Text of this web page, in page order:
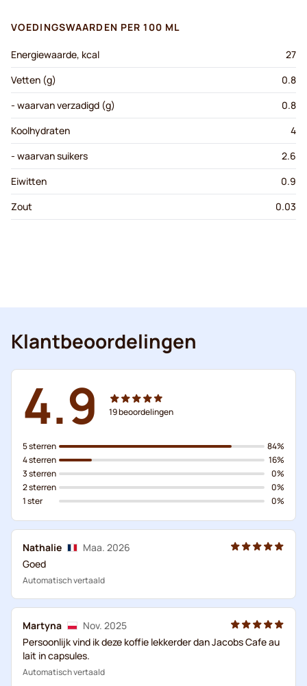
VOEDINGSWAARDEN PER 100 ML
Energiewaarde, kcal
27
Vetten (g)
0.8
- waarvan verzadigd (g)
0.8
Koolhydraten
4
- waarvan suikers
2.6
Eiwitten
0.9
Zout
0.03
Klantbeoordelingen
4.9 19beoordelingen
5 sterren
4 sterren
3 sterren
2 sterren
1 ster
84%
16%
0%
0%
0%
Nathalie
Maa. 2026
Goed
Automatisch vertaald
Martyna
Nov. 2025
Persoonlijk vind ik deze koffie lekkerder dan Jacobs Cafe au
lait in capsules.
Automatisch vertaald